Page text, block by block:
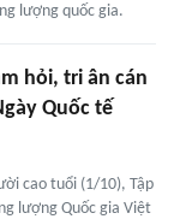
lượng quốc gia.
hỏi, tri ân cán
Quốc tế
cao tuổi (1/10), Tập
lượng Quốc gia Việt